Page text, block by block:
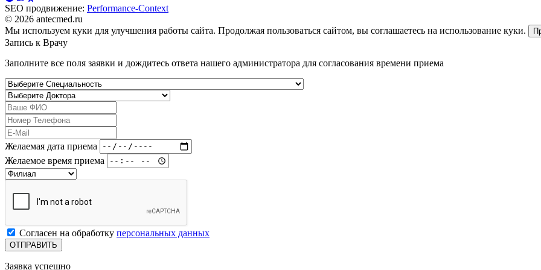
SEO продвижение: Performance-Context
© 2026 antecmed.ru
Мы используем куки для улучшения работы сайта. Продолжая пользоваться сайтом, вы соглашаетесь на использование куки.
Запись к Врачу
Заполните все поля заявки и дождитесь ответа нашего администратора для согласования времени приема
Желаемая дата приема
Желаемое время приема
Согласен на обработку персональных данных
Заявка успешно